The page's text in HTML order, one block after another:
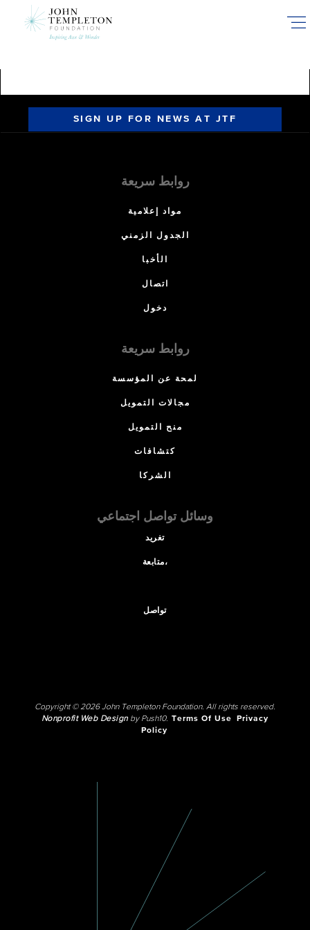
SIGN UP FOR NEWS AT JTF
روابط سريعة
مواد إعلامية
الجدول الزمني
الأخبا
اتصال
دخول
روابط سريعة
لمحة عن المؤسسة
مجالات التمويل
منح التمويل
كتشافات
الشركا
وسائل تواصل اجتماعي
تغريد
متابعة،
تواصل
Copyright © 2026 John Templeton Foundation. All rights reserved.
Nonprofit Web Designby Push10. Terms Of Use
Privacy
Policy